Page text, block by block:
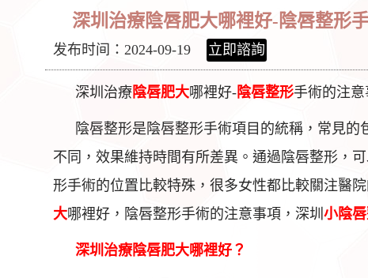
深圳治療陰唇肥大哪裡好-陰唇整形
发布时间：2024-09-19 立即諮詢
深圳治療陰唇肥大哪裡好-陰唇整形手術的注
陰唇整形是陰唇整形手術項目的統稱，常見的
不同，效果維持時間有所差異。通過陰唇整形，
形手術的位置比較特殊，很多女性都比較關注醫
大哪裡好，陰唇整形手術的注意事項，深圳小陰
深圳治療陰唇肥大哪裡好？